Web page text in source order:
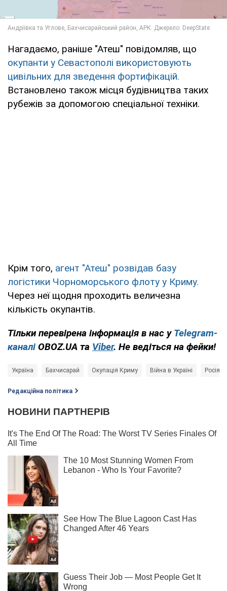
Нагадаємо, раніше "Атеш" повідомляв, що
окупанти у Севастополі використовують
цивільних для зведення фортифікацій.
Встановлено також місця будівництва таких
рубежів за допомогою спеціальної техніки.
Крім того, агент "Атеш" розвідав базу
логістики Чорноморського флоту у Криму.
Через неї щодня проходить величезна
кількість окупантів.
Тільки перевірена інформація в нас у Telegram-
каналі OBOZ.UA та Viber. Не ведіться на фейки!
Україна Бахчисарай Окупація Криму Війна в Україні Росія -
Редакційна політика